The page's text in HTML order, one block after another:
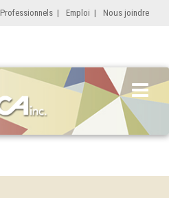
Professionnels | Emploi | Nous joindre